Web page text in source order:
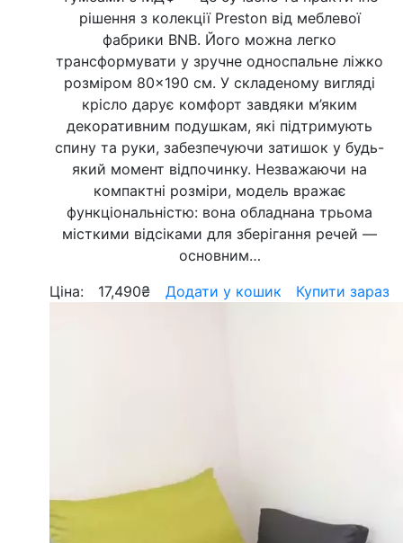
рішення з колекції Preston від меблевої
фабрики BNB. Його можна легко
трансформувати у зручне односпальне ліжко
розміром 80×190 см. У складеному вигляді
крісло дарує комфорт завдяки м’яким
декоративним подушкам, які підтримують
спину та руки, забезпечуючи затишок у будь-
який момент відпочинку. Незважаючи на
компактні розміри, модель вражає
функціональністю: вона обладнана трьома
місткими відсіками для зберігання речей —
основним…
Ціна:
17,490₴ Додати у кошик Купити зараз